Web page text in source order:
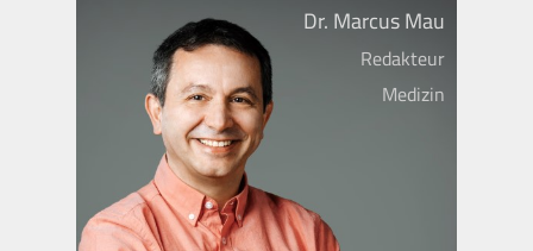
Dr. Marcus Mau
Redakteur
Medizin